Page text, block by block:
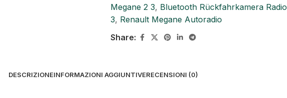
Megane 2 3, Bluetooth Rückfahrkamera Radio
3, Renault Megane Autoradio
Share:
DESCRIZIONEINFORMAZIONI AGGIUNTIVERECENSIONI (0)